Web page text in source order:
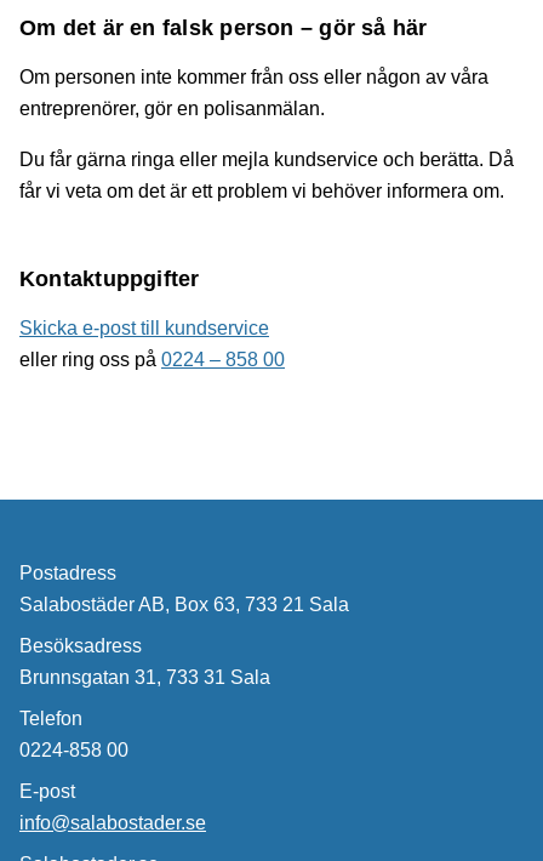
Om det är en falsk person – gör så här
Om personen inte kommer från oss eller någon av våra
entreprenörer, gör en polisanmälan.
Du får gärna ringa eller mejla kundservice och berätta. Då
får vi veta om det är ett problem vi behöver informera om.
Kontaktuppgifter
Skicka e-post till kundservice
eller ring oss på 0224 – 858 00
Postadress
Salabostäder AB, Box 63, 733 21 Sala
Besöksadress
Brunnsgatan 31, 733 31 Sala
Telefon
0224-858 00
E-post
info@salabostader.se